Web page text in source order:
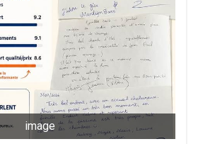
image